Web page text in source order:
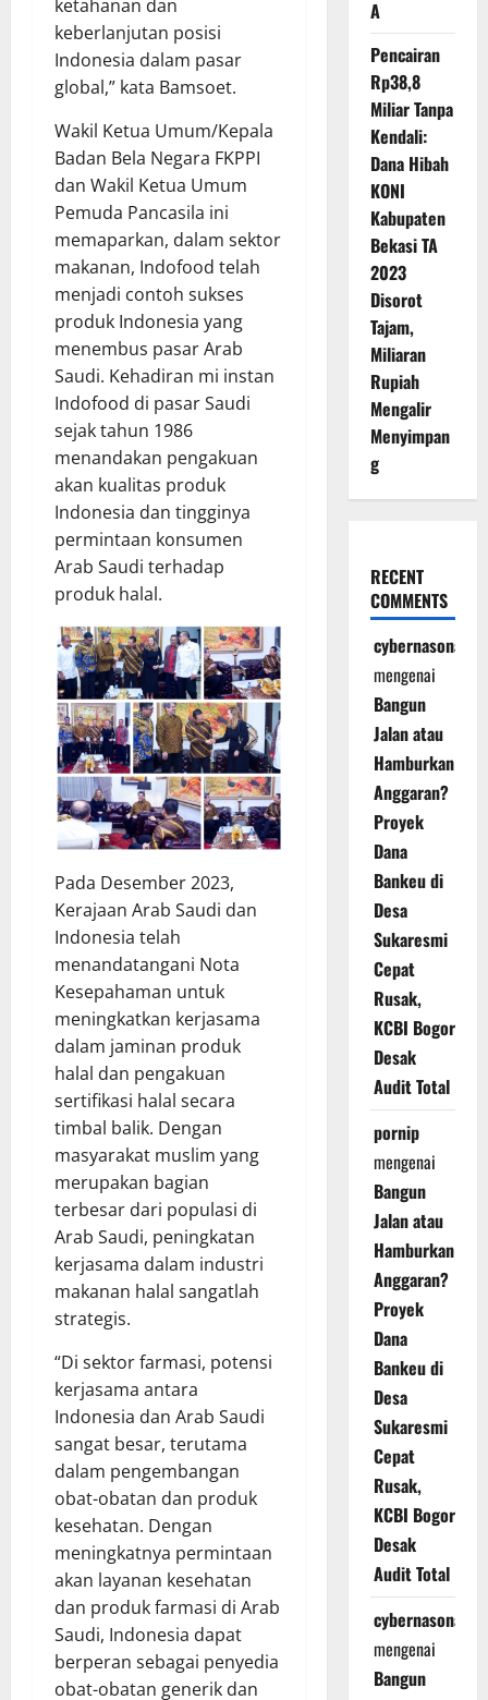
ketahanan dan
keberlanjutan posisi
Indonesia dalam pasar
global,” kata Bamsoet.
Wakil Ketua Umum/Kepala
Badan Bela Negara FKPPI
dan Wakil Ketua Umum
Pemuda Pancasila ini
memaparkan, dalam sektor
makanan, Indofood telah
menjadi contoh sukses
produk Indonesia yang
menembus pasar Arab
Saudi. Kehadiran mi instan
Indofood di pasar Saudi
sejak tahun 1986
menandakan pengakuan
akan kualitas produk
Indonesia dan tingginya
permintaan konsumen
Arab Saudi terhadap
produk halal.
Pada Desember 2023,
Kerajaan Arab Saudi dan
Indonesia telah
menandatangani Nota
Kesepahaman untuk
meningkatkan kerjasama
dalam jaminan produk
halal dan pengakuan
sertifikasi halal secara
timbal balik. Dengan
masyarakat muslim yang
merupakan bagian
terbesar dari populasi di
Arab Saudi, peningkatan
kerjasama dalam industri
makanan halal sangatlah
strategis.
“Di sektor farmasi, potensi
kerjasama antara
Indonesia dan Arab Saudi
sangat besar, terutama
dalam pengembangan
obat-obatan dan produk
kesehatan. Dengan
meningkatnya permintaan
akan layanan kesehatan
dan produk farmasi di Arab
Saudi, Indonesia dapat
berperan sebagai penyedia
obat-obatan generik dan
A
Pencairan
Rp38,8
Miliar Tanpa
Kendali:
Dana Hibah
KONI
Kabupaten
Bekasi TA
2023
Disorot
Tajam,
Miliaran
Rupiah
Mengalir
Menyimpan
g
RECENT
COMMENTS
cybernasonal
mengenai
Bangun
Jalan atau
Hamburkan
Anggaran?
Proyek
Dana
Bankeu di
Desa
Sukaresmi
Cepat
Rusak,
KCBI Bogor
Desak
Audit Total
pornip
mengenai
Bangun
Jalan atau
Hamburkan
Anggaran?
Proyek
Dana
Bankeu di
Desa
Sukaresmi
Cepat
Rusak,
KCBI Bogor
Desak
Audit Total
cybernasonal
mengenai
Bangun